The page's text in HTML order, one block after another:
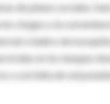
de planes sociales,
riesgos y la
criadero de
en los tanques
o a la falta de red